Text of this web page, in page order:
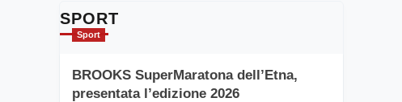
con
la
SPORT
Sport
BROOKS SuperMaratona dell’Etna,
presentata l’edizione 2026